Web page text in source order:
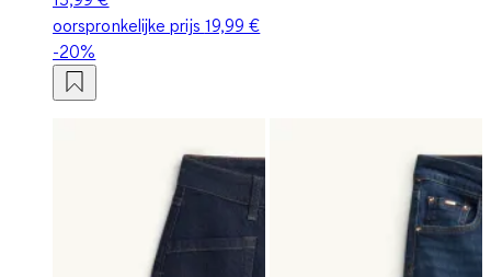
oorspronkelijke prijs 19,99 €
-20%